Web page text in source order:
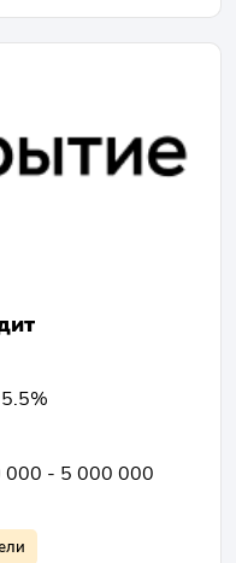
000 - 5 000 000